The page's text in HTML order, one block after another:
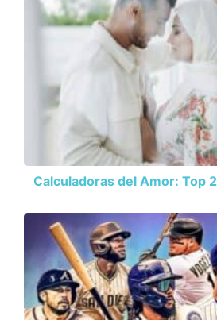
Calculadoras del Amor: Top 2